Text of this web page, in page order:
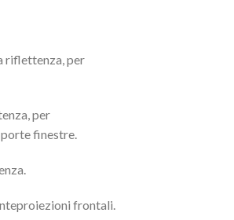
riflettenza, per
per
finestre.
frontali.